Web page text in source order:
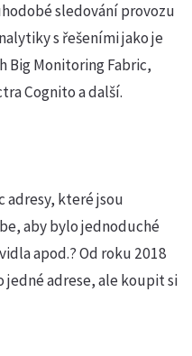
sledování provozu
s řešeními jako je
Big Monitoring Fabric,
Cognito a další.
které jsou
aby bylo jednoduché
apod.? Od roku 2018
jedné adrese, ale koupit si